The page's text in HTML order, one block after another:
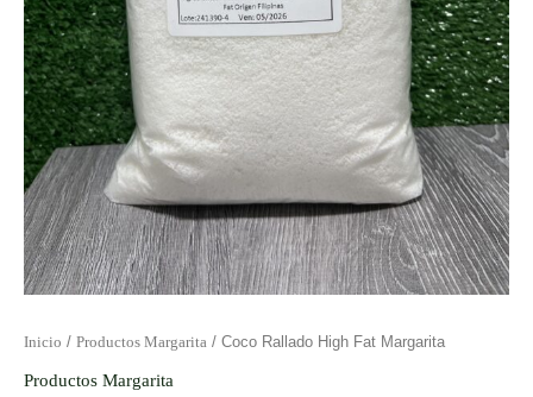
Inicio / Productos Margarita / Coco Rallado High Fat Margarita
Productos Margarita